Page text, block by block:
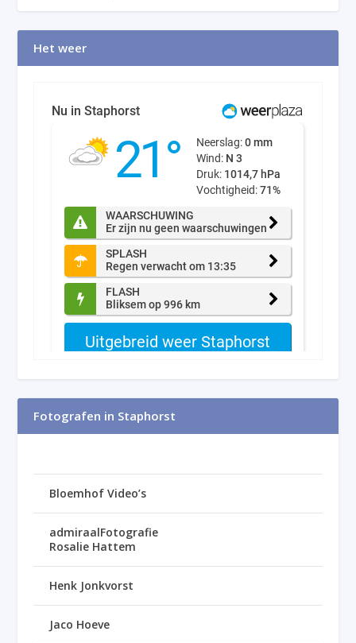
Het weer
Fotografen in Staphorst
Bloemhof Video’s
admiraalFotografie
Rosalie Hattem
Henk Jonkvorst
Jaco Hoeve